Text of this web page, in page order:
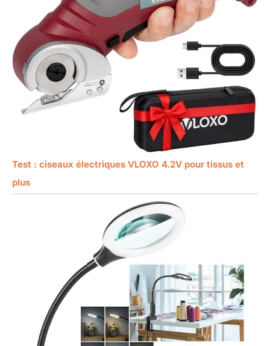
Test : ciseaux électriques VLOXO 4.2V pour tissus et
plus